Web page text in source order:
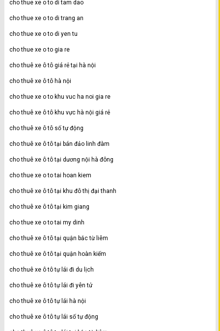
cho thue xe o to di tam dao
cho thue xe o to di trang an
cho thue xe o to di yen tu
cho thue xe o to gia re
cho thuê xe ô tô giá rẻ tại hà nội
cho thuê xe ô tô hà nội
cho thue xe o to khu vuc ha noi gia re
cho thuê xe ô tô khu vực hà nội giá rẻ
cho thuê xe ô tô số tự động
cho thuê xe ô tô tại bán đảo linh đàm
cho thuê xe ô tô tại dương nội hà đông
cho thue xe o to tai hoan kiem
cho thuê xe ô tô tại khu đô thị đại thanh
cho thuê xe ô tô tại kim giang
cho thue xe o to tai my dinh
cho thuê xe ô tô tại quận bắc từ liêm
cho thuê xe ô tô tại quận hoàn kiếm
cho thuê xe ô tô tự lái đi du lịch
cho thuê xe ô tô tự lái đi yên tử
cho thuê xe ô tô tự lái hà nội
cho thuê xe ô tô tự lái số tự động